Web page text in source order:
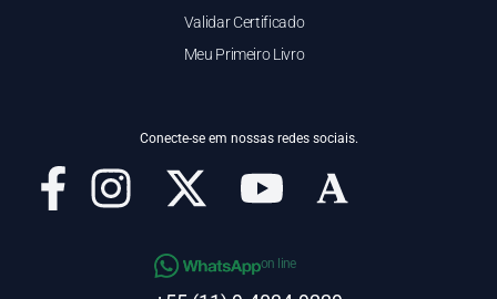
Validar Certificado
Meu Primeiro Livro
Conecte-se em nossas redes sociais.
on line